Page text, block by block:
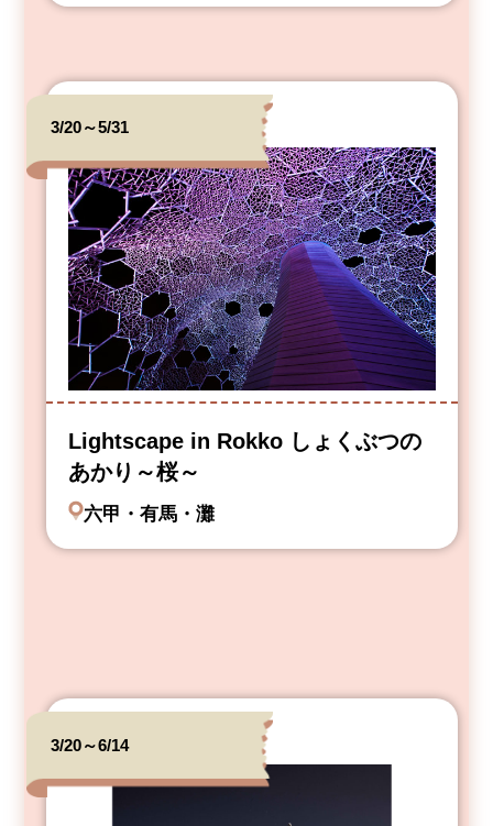
3/20～5/31
Lightscape in Rokko しょくぶつの
あかり～桜～
六甲・有馬・灘
3/20～6/14